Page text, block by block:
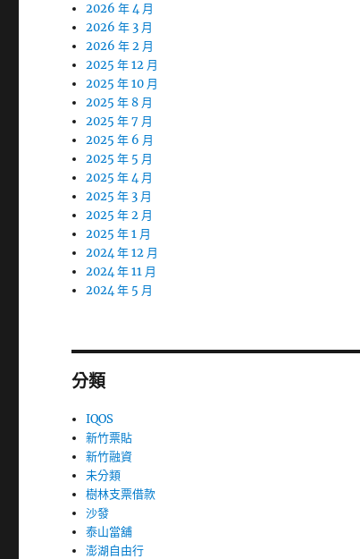
2026 年 4 月
2026 年 3 月
2026 年 2 月
2025 年 12 月
2025 年 10 月
2025 年 8 月
2025 年 7 月
2025 年 6 月
2025 年 5 月
2025 年 4 月
2025 年 3 月
2025 年 2 月
2025 年 1 月
2024 年 12 月
2024 年 11 月
2024 年 5 月
分類
IQOS
新竹票貼
新竹融資
未分類
樹林支票借款
沙發
泰山當舖
澎湖自由行